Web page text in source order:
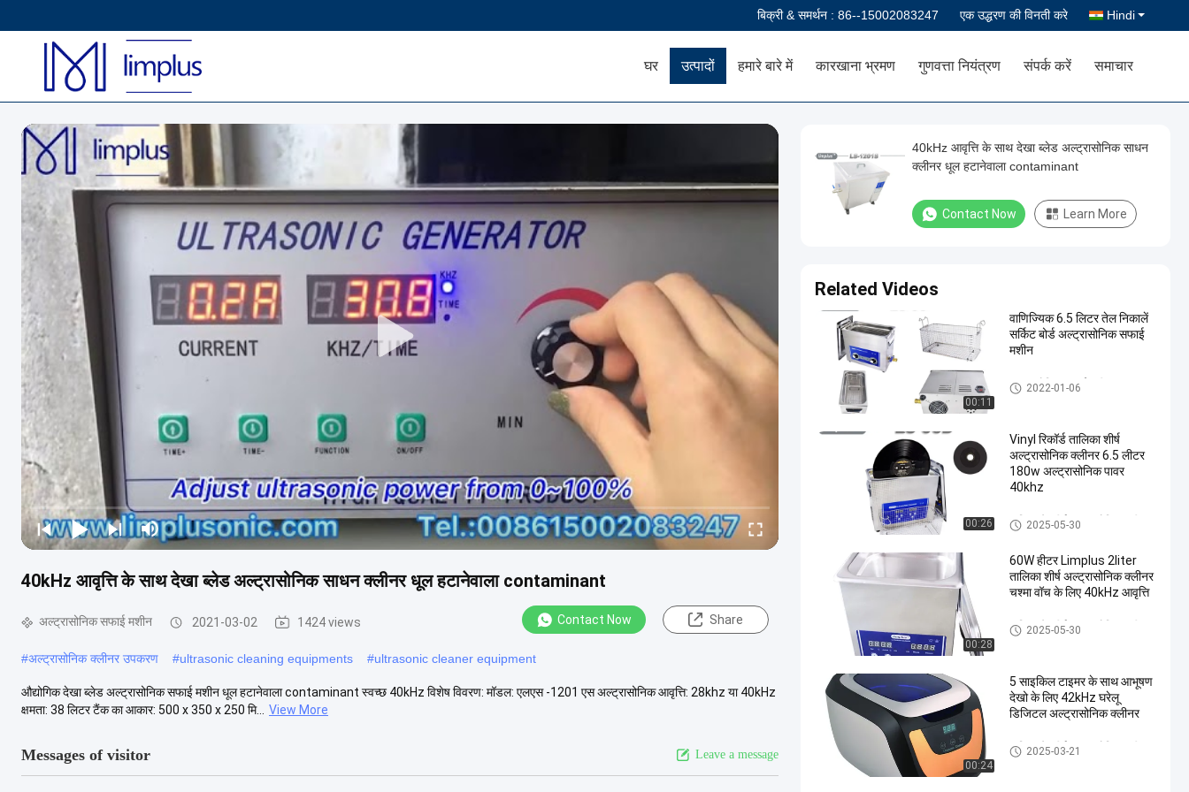
बिक्री & समर्थन : 86--15002083247 एक उद्धरण की विनती करे Hindi
घर उत्पादों हमारे बारे में कारखाना भ्रमण गुणवत्ता नियंत्रण संपर्क करें समाचार
40kHz आवृत्ति के साथ देखा ब्लेड अल्ट्रासोनिक साधन क्लीनर धूल हटानेवाला contaminant
अल्ट्रासोनिक सफाई मशीन 2021-03-02 1424 views Contact Now Share
#अल्ट्रासोनिक क्लीनर उपकरण #ultrasonic cleaning equipments #ultrasonic cleaner equipment
औद्योगिक देखा ब्लेड अल्ट्रासोनिक सफाई मशीन धूल हटानेवाला contaminant स्वच्छ 40kHz विशेष विवरण: मॉडल: एलएस -1201 एस अल्ट्रासोनिक आवृत्ति: 28khz या 40kHz
क्षमता: 38 लिटर टैंक का आकार: 500 x 350 x 250 मि...
View More
Messages of visitor Leave a message
40kHz आवृत्ति के साथ देखा ब्लेड अल्ट्रासोनिक साधन
क्लीनर धूल हटानेवाला contaminant
Contact Now Learn More
Related Videos
00:11
वाणिज्यिक 6.5 लिटर तेल निकालें
सर्किट बोर्ड अल्ट्रासोनिक सफाई
मशीन
अल्ट्रासोनिक सफाई मशीन
2022-01-06
00:26
Vinyl रिकॉर्ड तालिका शीर्ष
अल्ट्रासोनिक क्लीनर 6.5 लीटर
180w अल्ट्रासोनिक पावर
40khz
तालिका के शीर्ष अल्ट्रासोनिक क्लीनर
2025-05-30
00:28
60W हीटर Limplus 2liter
तालिका शीर्ष अल्ट्रासोनिक क्लीनर
चश्मा वॉच के लिए 40kHz आवृत्ति
तालिका के शीर्ष अल्ट्रासोनिक क्लीनर
2025-05-30
00:24
5 साइकिल टाइमर के साथ आभूषण
देखो के लिए 42kHz घरेलू
डिजिटल अल्ट्रासोनिक क्लीनर
तालिका के शीर्ष अल्ट्रासोनिक क्लीनर
2025-03-21